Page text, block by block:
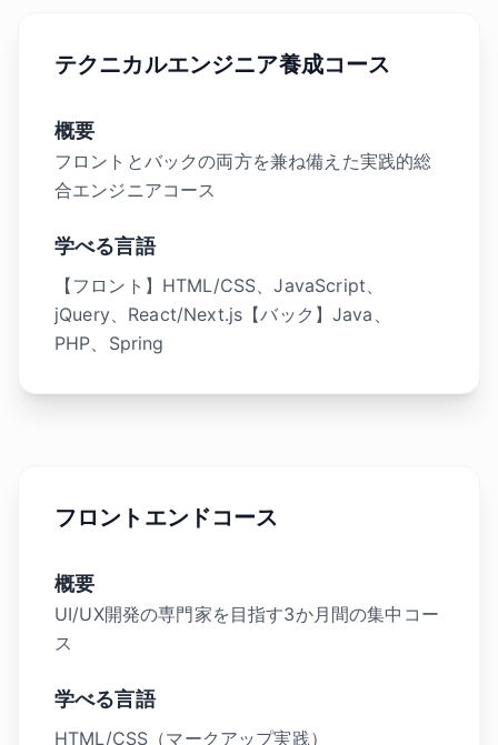
テクニカルエンジニア養成コース
概要
フロントとバックの両方を兼ね備えた実践的総
合エンジニアコース
学べる言語
【フロント】HTML/CSS、JavaScript、
jQuery、React/Next.js【バック】Java、
PHP、Spring
フロントエンドコース
概要
UI/UX開発の専門家を目指す3か月間の集中コー
ス
学べる言語
HTML/CSS（マークアップ実践）